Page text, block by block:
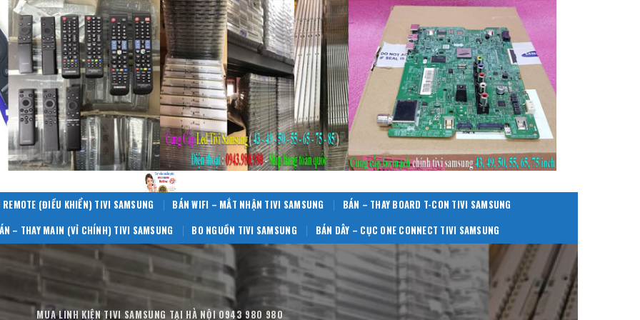
REMOTE (ĐIỀU KHIỂN) TIVI SAMSUNG BÁN WIFI – MẮT NHẬN TIVI SAMSUNG
BÁN – THAY BOARD T-CON TIVI SAMSUNG
– THAY MAIN (VỈ CHÍNH) TIVI SAMSUNG BO NGUỒN TIVI SAMSUNG BÁN DÂY – CỤC ONE CONNECT TIVI SAMSUNG
MUA LINH KIỆN TIVI SAMSUNG TẠI HÀ NỘI 0943 980 980